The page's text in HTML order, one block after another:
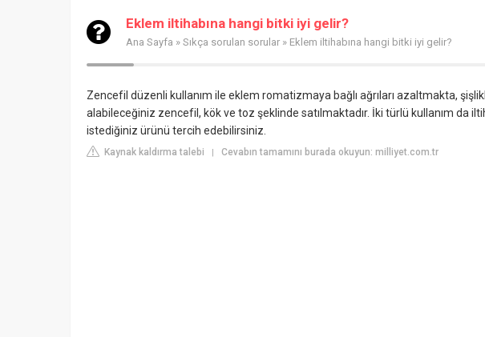
Eklem iltihabına hangi bitki iyi gelir?
Ana Sayfa » Sıkça sorulan sorular » Eklem iltihabına hangi bitki iyi gelir?
Zencefil düzenli kullanım ile eklem romatizmaya bağlı ağrıları azaltmakta,
alabileceğiniz zencefil, kök ve toz şeklinde satılmaktadır. İki türlü kullanım da
istediğiniz ürünü tercih edebilirsiniz.
Kaynak kaldırma talebi | Cevabın tamamını burada okuyun: milliyet.com.tr